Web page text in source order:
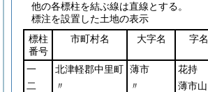
他の各標柱を結ぶ線は直線とする。
標注を設置した土地の表示
標柱
番号
市町村名 大字名 字名
一 北津軽郡中里町 薄市 花持
二
〃 〃 薄市山